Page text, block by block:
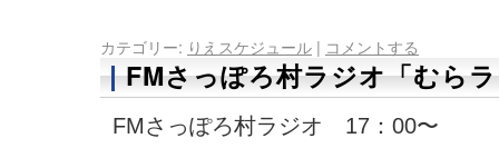
カテゴリー: りえスケジュール | コメントする
FMさっぽろ村ラジオ「むら
FMさっぽろ村ラジオ 17：00〜